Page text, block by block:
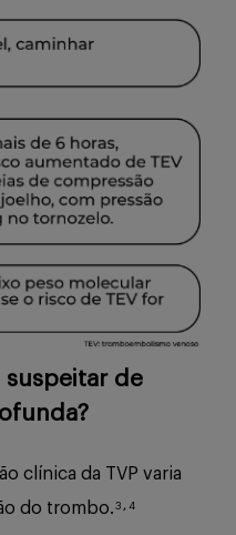
suspeitar de
clínica da TVP varia
do trombo. 3 , 4